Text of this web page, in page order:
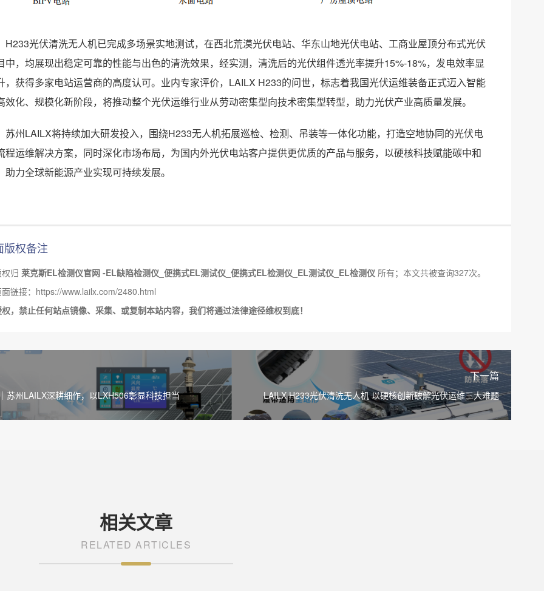
H233光伏清洗无人机已完成多场景实地测试，在西北荒漠光伏电站、华东山地光伏电站、工商业屋顶分布式光伏
中，均展现出稳定可靠的性能与出色的清洗效果，经实测，清洗后的光伏组件透光率提升15%-18%，发电效率显
，获得多家电站运营商的高度认可。业内专家评价，LAILX H233的问世，标志着我国光伏运维装备正式迈入智能
效化、规模化新阶段，将推动整个光伏运维行业从劳动密集型向技术密集型转型，助力光伏产业高质量发展。
苏州LAILX将持续加大研发投入，围绕H233无人机拓展巡检、检测、吊装等一体化功能，打造空地协同的光伏电
程运维解决方案，同时深化市场布局，为国内外光伏电站客户提供更优质的产品与服务，以硬核科技赋能碳中和
助力全球新能源产业实现可持续发展。
版权备注
归 莱克斯EL检测仪官网 -EL缺陷检测仪_便携式EL测试仪_便携式EL检测仪_EL测试仪_EL检测仪 所有；本文共被查询327次。
链接：https://www.lailx.com/2480.html
，禁止任何站点镜像、采集、或复制本站内容，我们将通过法律途径维权到底！
苏州LAILX深耕细作，以LXH506彰显科技担当
下一篇
LAILX H233光伏清洗无人机 以硬核创新破解光伏运维三大难题
相关文章
RELATED ARTICLES